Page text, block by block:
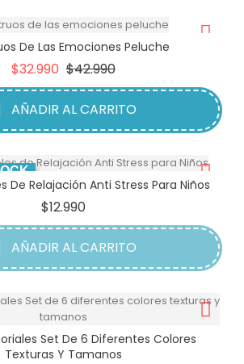
De Las Emociones Peluche
$32.990 Precio
base
$42.990Precio
AÑADIR AL CARRITO
De Relajación Anti Stress Para Niños
$12.990Precio
AÑADIR AL CARRITO
Set De 6 Diferentes Colores
Texturas Y Tamanos